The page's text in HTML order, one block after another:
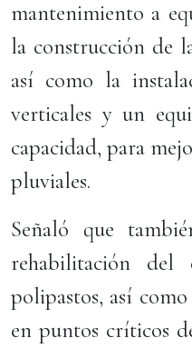
mantenimiento a
la construcción de
así como la
verticales y un
capacidad, para
pluviales.
Señaló que
rehabilitación
polipastos, así
en puntos críticos